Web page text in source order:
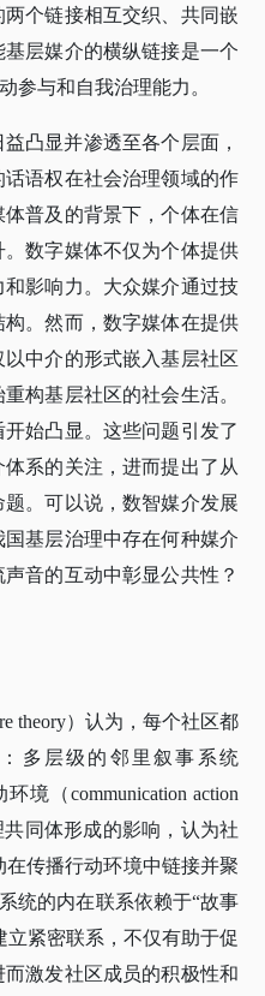
个链接相互交织、共同嵌
层媒介的横纵链接是一个
参与和自我治理能力。
凸显并渗透至各个层面，
语权在社会治理领域的作
普及的背景下，个体在信
数字媒体不仅为个体提供
影响力。大众媒介通过技
。然而，数字媒体在提供
中介的形式嵌入基层社区
构基层社区的社会生活。
始凸显。这些问题引发了
系的关注，进而提出了从
。可以说，数智媒介发展
基层治理中存在何种媒介
音的互动中彰显公共性？
theory）认为，每个社区都
多层级的邻里叙事系统
境（communication action
同体形成的影响，认为社
在传播行动环境中链接并聚
统的内在联系依赖于“故事
紧密联系，不仅有助于促
激发社区成员的积极性和